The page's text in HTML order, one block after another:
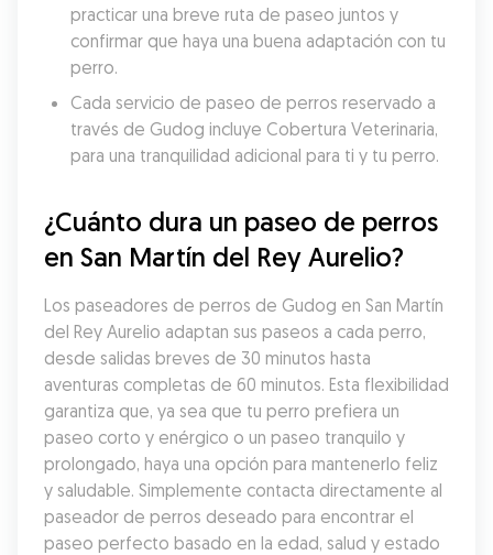
practicar una breve ruta de paseo juntos y
confirmar que haya una buena adaptación con tu
perro.
Cada servicio de paseo de perros reservado a
través de Gudog incluye Cobertura Veterinaria,
para una tranquilidad adicional para ti y tu perro.
¿Cuánto dura un paseo de perros
en San Martín del Rey Aurelio?
Los paseadores de perros de Gudog en San Martín
del Rey Aurelio adaptan sus paseos a cada perro,
desde salidas breves de 30 minutos hasta
aventuras completas de 60 minutos. Esta flexibilidad
garantiza que, ya sea que tu perro prefiera un
paseo corto y enérgico o un paseo tranquilo y
prolongado, haya una opción para mantenerlo feliz
y saludable. Simplemente contacta directamente al
paseador de perros deseado para encontrar el
paseo perfecto basado en la edad, salud y estado